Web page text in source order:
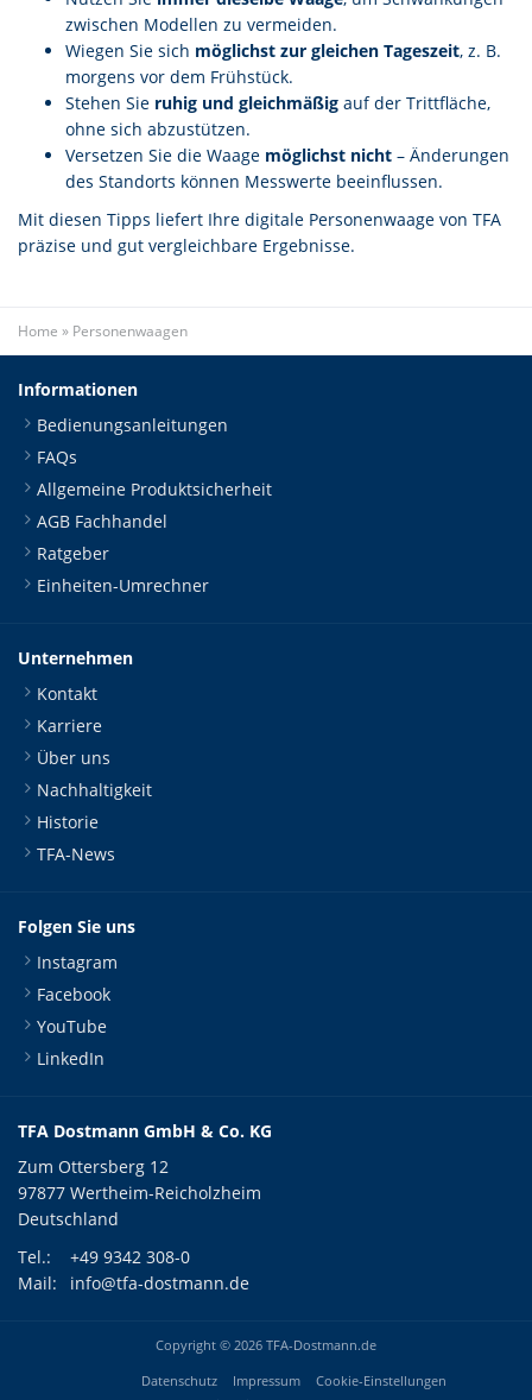
zwischen Modellen zu vermeiden.
Wiegen Sie sich möglichst zur gleichen Tageszeit, z. B.
morgens vor dem Frühstück.
Stehen Sie ruhig und gleichmäßig auf der Trittfläche,
ohne sich abzustützen.
Versetzen Sie die Waage möglichst nicht – Änderungen
des Standorts können Messwerte beeinflussen.
Mit diesen Tipps liefert Ihre digitale Personenwaage von TFA
präzise und gut vergleichbare Ergebnisse.
Home » Personenwaagen
Informationen
Bedienungsanleitungen
FAQs
Allgemeine Produktsicherheit
AGB Fachhandel
Ratgeber
Einheiten-Umrechner
Unternehmen
Kontakt
Karriere
Über uns
Nachhaltigkeit
Historie
TFA-News
Folgen Sie uns
Instagram
Facebook
YouTube
LinkedIn
TFA Dostmann GmbH & Co. KG
Zum Ottersberg 12
97877 Wertheim-Reicholzheim
Deutschland
Tel.:
+49 9342 308-0
Mail:
info@tfa-dostmann.de
Copyright © 2026 TFA-Dostmann.de
Datenschutz Impressum
Cookie-Einstellungen